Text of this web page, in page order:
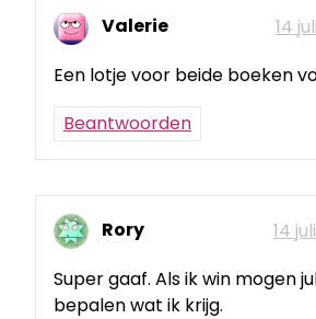
Valerie
14
Een lotje voor beide boeken
Beantwoorden
Rory
14
Super gaaf. Als ik win mogen
bepalen wat ik krijg.